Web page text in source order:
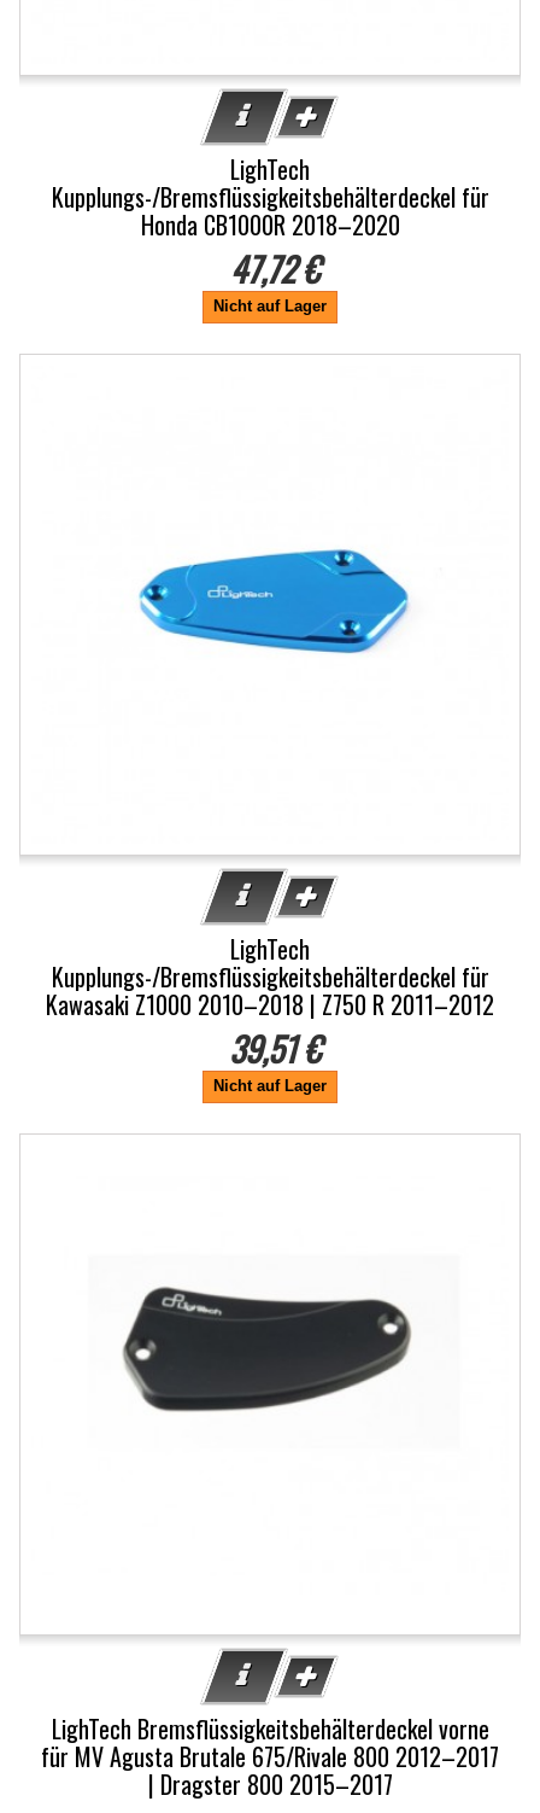
LighTech
Kupplungs-/Bremsflüssigkeitsbehälterdeckel für
Honda CB1000R 2018–2020
47,72 €
Nicht auf Lager
LighTech
Kupplungs-/Bremsflüssigkeitsbehälterdeckel für
Kawasaki Z1000 2010–2018 | Z750 R 2011–2012
39,51 €
Nicht auf Lager
LighTech Bremsflüssigkeitsbehälterdeckel vorne
für MV Agusta Brutale 675/Rivale 800 2012–2017
| Dragster 800 2015–2017